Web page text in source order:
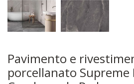
Pavimento e
porcellanato Supreme